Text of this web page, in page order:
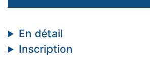
En détail
Inscription